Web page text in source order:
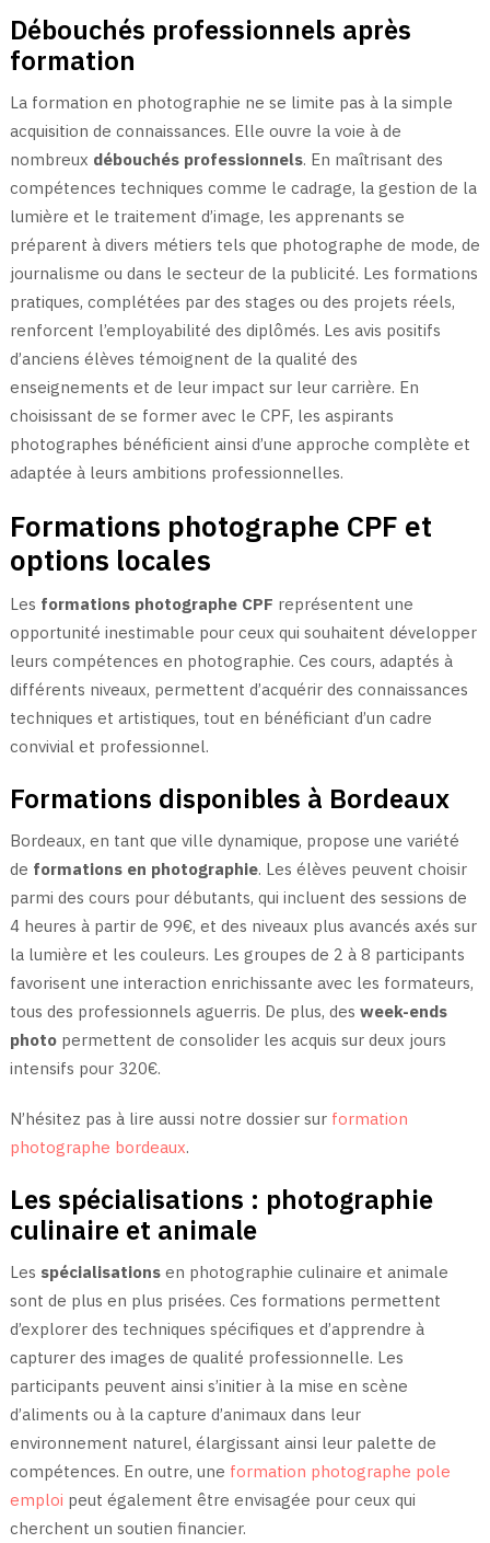
Débouchés professionnels après
formation
La formation en photographie ne se limite pas à la simple
acquisition de connaissances. Elle ouvre la voie à de
nombreux débouchés professionnels. En maîtrisant des
compétences techniques comme le cadrage, la gestion de la
lumière et le traitement d’image, les apprenants se
préparent à divers métiers tels que photographe de mode, de
journalisme ou dans le secteur de la publicité. Les formations
pratiques, complétées par des stages ou des projets réels,
renforcent l’employabilité des diplômés. Les avis positifs
d’anciens élèves témoignent de la qualité des
enseignements et de leur impact sur leur carrière. En
choisissant de se former avec le CPF, les aspirants
photographes bénéficient ainsi d’une approche complète et
adaptée à leurs ambitions professionnelles.
Formations photographe CPF et
options locales
Les formations photographe CPF représentent une
opportunité inestimable pour ceux qui souhaitent développer
leurs compétences en photographie. Ces cours, adaptés à
différents niveaux, permettent d’acquérir des connaissances
techniques et artistiques, tout en bénéficiant d’un cadre
convivial et professionnel.
Formations disponibles à Bordeaux
Bordeaux, en tant que ville dynamique, propose une variété
de formations en photographie. Les élèves peuvent choisir
parmi des cours pour débutants, qui incluent des sessions de
4 heures à partir de 99€, et des niveaux plus avancés axés sur
la lumière et les couleurs. Les groupes de 2 à 8 participants
favorisent une interaction enrichissante avec les formateurs,
tous des professionnels aguerris. De plus, des week-ends
photopermettent de consolider les acquis sur deux jours
intensifs pour 320€.
N’hésitez pas à lire aussi notre dossier sur formation
photographe bordeaux.
Les spécialisations : photographie
culinaire et animale
Les spécialisationsen photographie culinaire et animale
sont de plus en plus prisées. Ces formations permettent
d’explorer des techniques spécifiques et d’apprendre à
capturer des images de qualité professionnelle. Les
participants peuvent ainsi s’initier à la mise en scène
d’aliments ou à la capture d’animaux dans leur
environnement naturel, élargissant ainsi leur palette de
compétences. En outre, une formation photographe pole
emploi peut également être envisagée pour ceux qui
cherchent un soutien financier.